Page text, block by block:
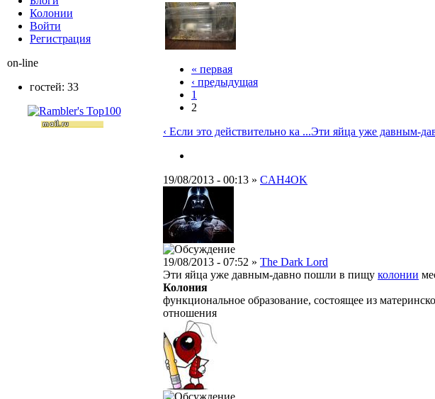
« первая
‹ предыдущая
1
2
‹ Если это действительно ка ...Эти яйца уже давным-
19/08/2013 - 00:13 » CAH4OK
19/08/2013 - 07:52 » The Dark Lord
Эти яйца уже давным-давно пошли в пищу колонии
Колония
функциональное образование, состоящее из
отношения
Колонии
Войти
Peгиcтpaция
on-line
гостей: 33